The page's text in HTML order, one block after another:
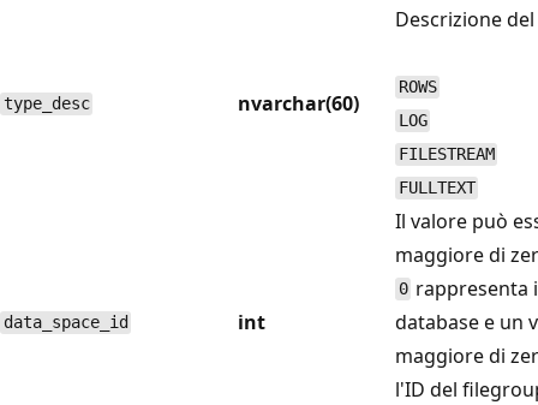
type_desc nvarchar(60)
Descrizione
ROWS
LOG
FILESTREAM
FULLTEXT
data_space_id int
Il valore può
maggiore di
0 rappresenta
database e un
maggiore di
l'ID del